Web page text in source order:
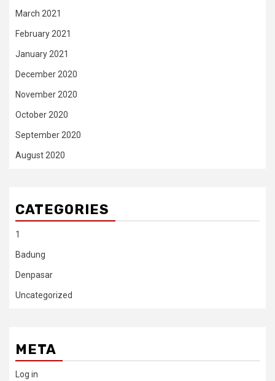
March 2021
February 2021
January 2021
December 2020
November 2020
October 2020
September 2020
August 2020
CATEGORIES
1
Badung
Denpasar
Uncategorized
META
Log in